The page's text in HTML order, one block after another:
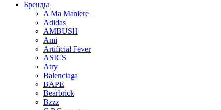
Бренды
A Ma Maniere
Adidas
AMBUSH
Ami
Artificial Fever
ASICS
Atry
Balenciaga
BAPE
Bearbrick
Bzzz